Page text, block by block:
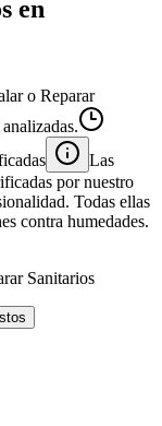
en
o Reparar
Las
por nuestro
Todas ellas
contra humedades.
Sanitarios